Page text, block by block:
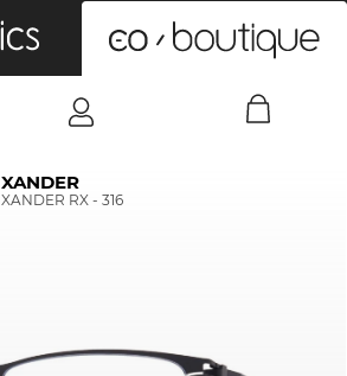
XANDER
XANDER RX - 316